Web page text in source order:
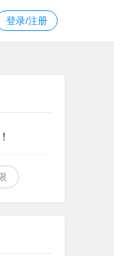
登录/注册